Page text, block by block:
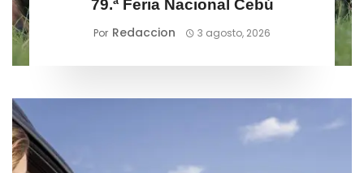
79.ª Feria Nacional Cebú
Por Redaccion 3 agosto, 2026